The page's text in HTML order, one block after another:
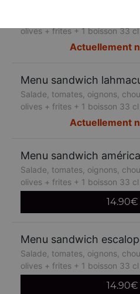
olives + frites + 1 boisson 33 cl
Actuellement
Menu sandwich
Salade, tomates, oignons,
olives + frites + 1 boisson 33 cl
Actuellement
Menu sandwich
Salade, tomates, oignons,
olives + frites + 1 boisson 33 cl
14.90€
Menu sandwich
Salade, tomates, oignons,
olives + frites + 1 boisson 33 cl
14.90€